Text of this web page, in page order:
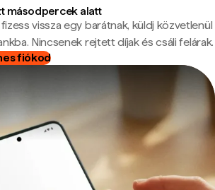
másodpercek alatt
vissza egy barátnak, küldj közvetlenül
Nincsenek rejtett díjak és csáli felárak.
fiókod